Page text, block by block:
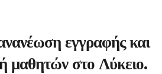
εγγραφής και
μαθητών στο Λύκειο.